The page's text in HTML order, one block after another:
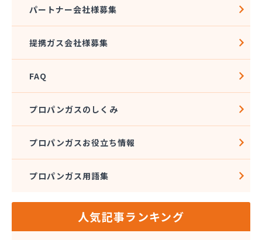
熊本クミアイプロパン株式会社 城北配送センター
熊本県LPガス協会（一般社団法人）お客様相談所
熊本石油株式会社 Dr・Drive 健軍エコ・ステー
ション
熊本石油株式会社 Dr・Drive 清水エコ・ステー
熊本石油株式会社 春日オートガス・スタンド
熊本石油株式会社 阿蘇充填所
熊本石油株式会社 宇土充填所
熊本石油株式会社 人吉充填・油槽所
熊本石油株式会社 人吉充填・油槽所
熊本石油株式会社 八代ガスセンター
パートナー会社様募集
提携ガス会社様募集
FAQ
プロパンガスのしくみ
プロパンガスお役立ち情報
プロパンガス用語集
人気記事ランキング